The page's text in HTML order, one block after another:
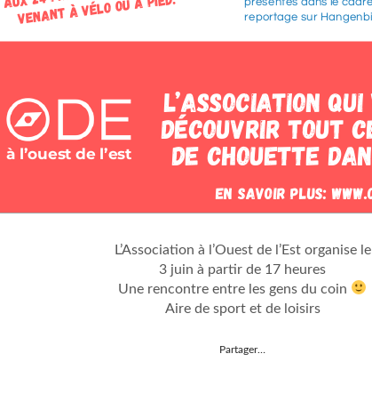
L’Association à l’Ouest de l’Est organise le
3 juin à partir de 17 heures
Une rencontre entre les gens du coin
Aire de sport et de loisirs
Partager…